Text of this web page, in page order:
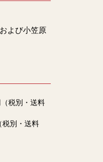
よび小笠原
税別・送料
別・送料